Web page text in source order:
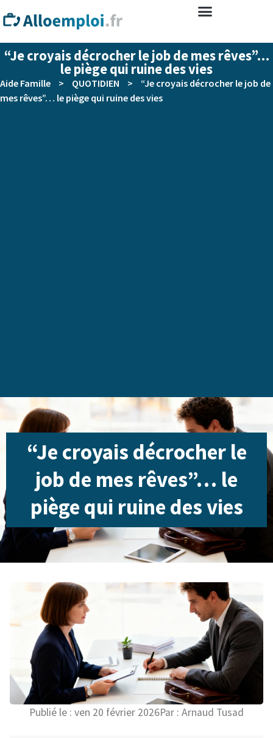
“Je croyais décrocher le job de mes rêves”…
le piège qui ruine des vies
Aide Famille > QUOTIDIEN >
“Je croyais décrocher le job de
mes rêves”… le piège qui ruine des vies
“Je croyais décrocher le
job de mes rêves”… le
piège qui ruine des vies
Publié le : ven 20 février 2026Par : Arnaud Tusad